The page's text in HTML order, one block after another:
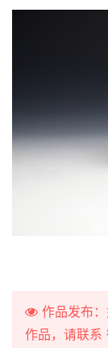
作品发布
作品，请联